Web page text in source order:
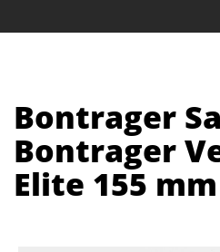
Bontrager
Bontrager
Elite 155